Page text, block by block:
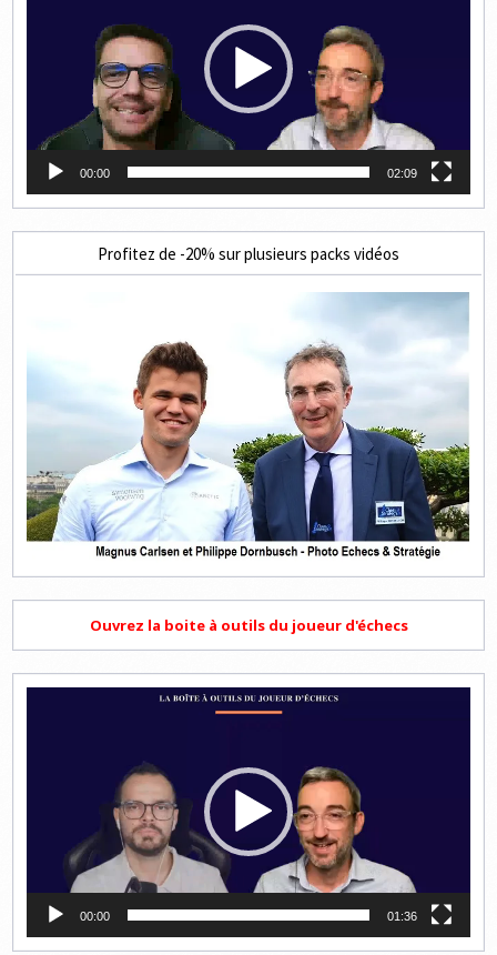
00:00 02:09
Profitez de -20% sur plusieurs packs vidéos
Ouvrez la boite à outils du joueur d'échecs
00:00 01:36